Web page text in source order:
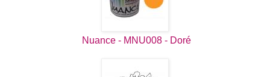
Nuance - MNU008 - Doré